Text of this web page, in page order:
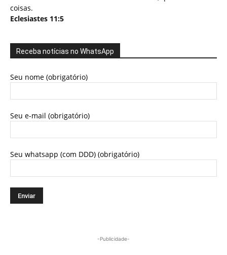
coisas.
Eclesiastes 11:5
Receba notícias no WhatsApp
Seu nome (obrigatório)
Seu e-mail (obrigatório)
Seu whatsapp (com DDD) (obrigatório)
-Publicidade-